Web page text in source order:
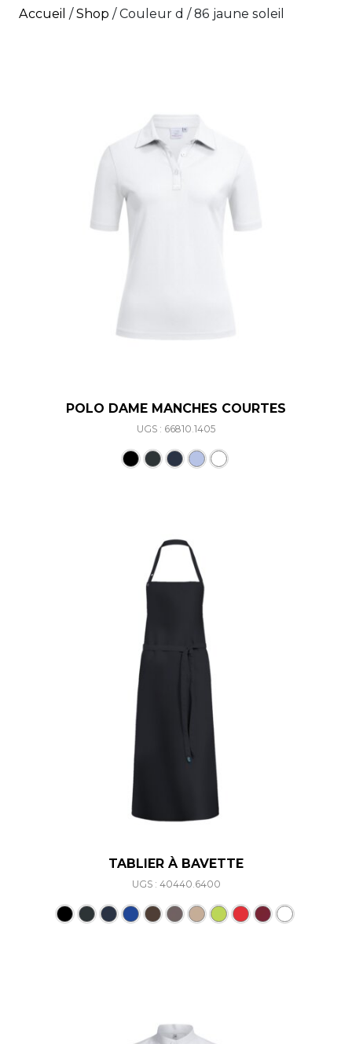
Accueil /Shop / Couleur d / 86 jaune soleil
POLO DAME MANCHES COURTES
UGS : 66810.1405
TABLIER À BAVETTE
UGS : 40440.6400